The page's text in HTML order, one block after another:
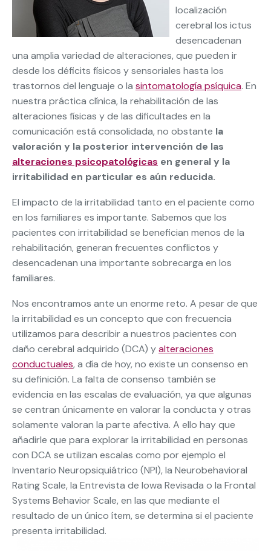
localización
cerebral los ictus
desencadenan
una amplia variedad de alteraciones, que pueden ir
desde los déficits físicos y sensoriales hasta los
trastornos del lenguaje o la sintomatología psíquica. En
nuestra práctica clínica, la rehabilitación de las
alteraciones físicas y de las dificultades en la
comunicación está consolidada, no obstante la
valoración y la posterior intervención de las
alteraciones psicopatológicas en general y la
irritabilidad en particular es aún reducida.
El impacto de la irritabilidad tanto en el paciente como
en los familiares es importante. Sabemos que los
pacientes con irritabilidad se benefician menos de la
rehabilitación, generan frecuentes conflictos y
desencadenan una importante sobrecarga en los
familiares.
Nos encontramos ante un enorme reto. A pesar de que
la irritabilidad es un concepto que con frecuencia
utilizamos para describir a nuestros pacientes con
daño cerebral adquirido (DCA) yalteraciones
conductuales, a día de hoy, no existe un consenso en
su definición. La falta de consenso también se
evidencia en las escalas de evaluación, ya que algunas
se centran únicamente en valorar la conducta y otras
solamente valoran la parte afectiva. A ello hay que
añadirle que para explorar la irritabilidad en personas
con DCA se utilizan escalas como por ejemplo el
Inventario Neuropsiquiátrico (NPI), la Neurobehavioral
Rating Scale, la Entrevista de Iowa Revisada o la Frontal
Systems Behavior Scale, en las que mediante el
resultado de un único ítem, se determina si el paciente
presenta irritabilidad.